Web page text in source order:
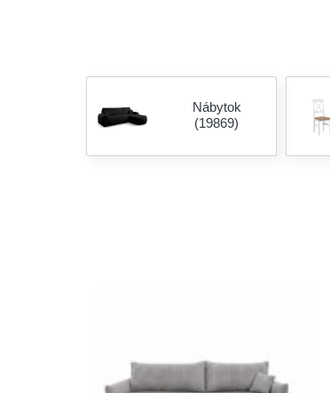
Nábytok
(19869)